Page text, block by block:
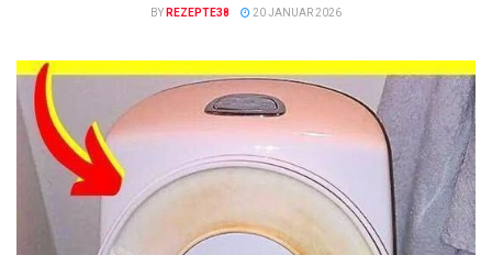
BY REZEPTE38 20 JANUAR 2026